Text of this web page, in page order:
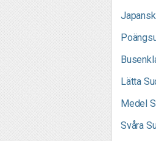
Lätta
Medel
Svåra